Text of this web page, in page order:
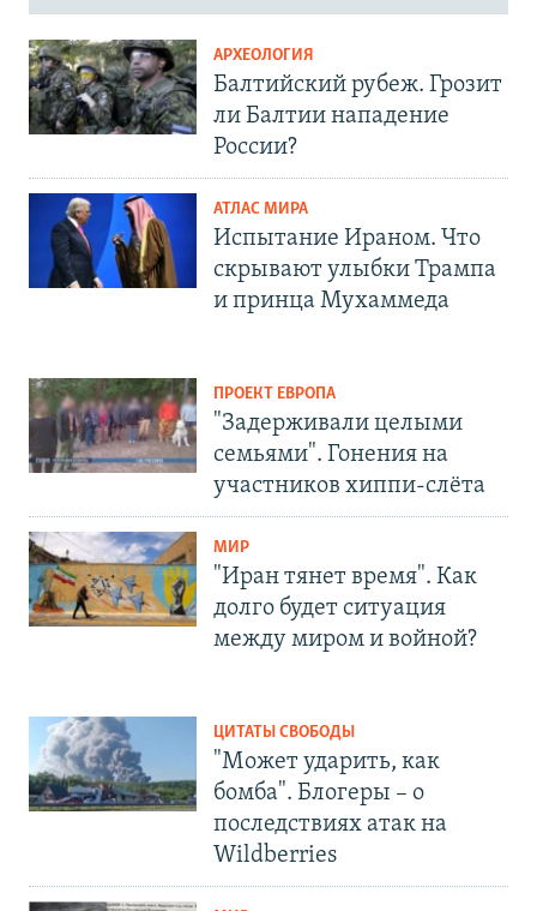
АРХЕОЛОГИЯ
Балтийский рубеж. Грозит
ли Балтии нападение
России?
АТЛАС МИРА
Испытание Ираном. Что
скрывают улыбки Трампа
и принца Мухаммеда
ПРОЕКТ ЕВРОПА
"Задерживали целыми
семьями". Гонения на
участников хиппи-слёта
МИР
"Иран тянет время". Как
долго будет ситуация
между миром и войной?
ЦИТАТЫ СВОБОДЫ
"Может ударить, как
бомба". Блогеры – о
последствиях атак на
Wildberries